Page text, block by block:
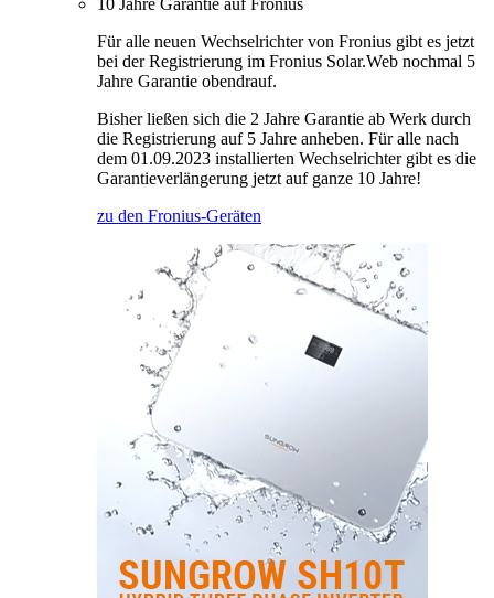
Für alle neuen Wechselrichter von Fronius gibt es jetzt
bei der Registrierung im Fronius Solar.Web nochmal 5
Jahre Garantie obendrauf.
Bisher ließen sich die 2 Jahre Garantie ab Werk durch
die Registrierung auf 5 Jahre anheben. Für alle nach
dem 01.09.2023 installierten Wechselrichter gibt es die
Garantieverlängerung jetzt auf ganze 10 Jahre!
zu den Fronius-Geräten